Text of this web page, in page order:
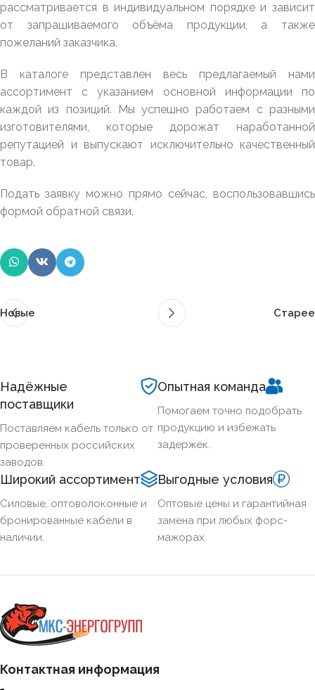
рассматривается в индивидуальном порядке и зависит
от запрашиваемого объёма продукции, а также
пожеланий заказчика.
В каталоге представлен весь предлагаемый нами
ассортимент с указанием основной информации по
каждой из позиций. Мы успешно работаем с разными
изготовителями, которые дорожат наработанной
репутацией и выпускают исключительно качественный
товар.
Подать заявку можно прямо сейчас, воспользовавшись
формой обратной связи.
Новые Старее
Надёжные
поставщики
Поставляем кабель только от
проверенных российских
заводов.
Опытная команда
Помогаем точно подобрать
продукцию и избежать
задержек.
Широкий ассортимент
Силовые, оптоволоконные и
бронированные кабели в
наличии.
Выгодные условия
Оптовые цены и гарантийная
замена при любых форс-
мажорах.
Контактная информация